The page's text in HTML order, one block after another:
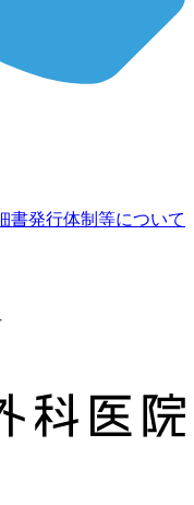
書発行体制等について